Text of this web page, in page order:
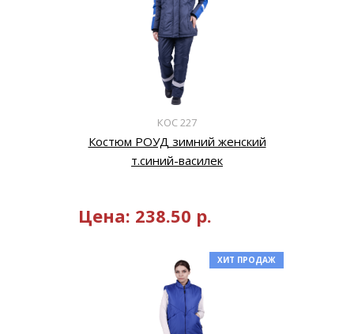
КОС 227
Костюм РОУД зимний женский
т.синий-василек
Цена: 238.50 р.
ХИТ ПРОДАЖ